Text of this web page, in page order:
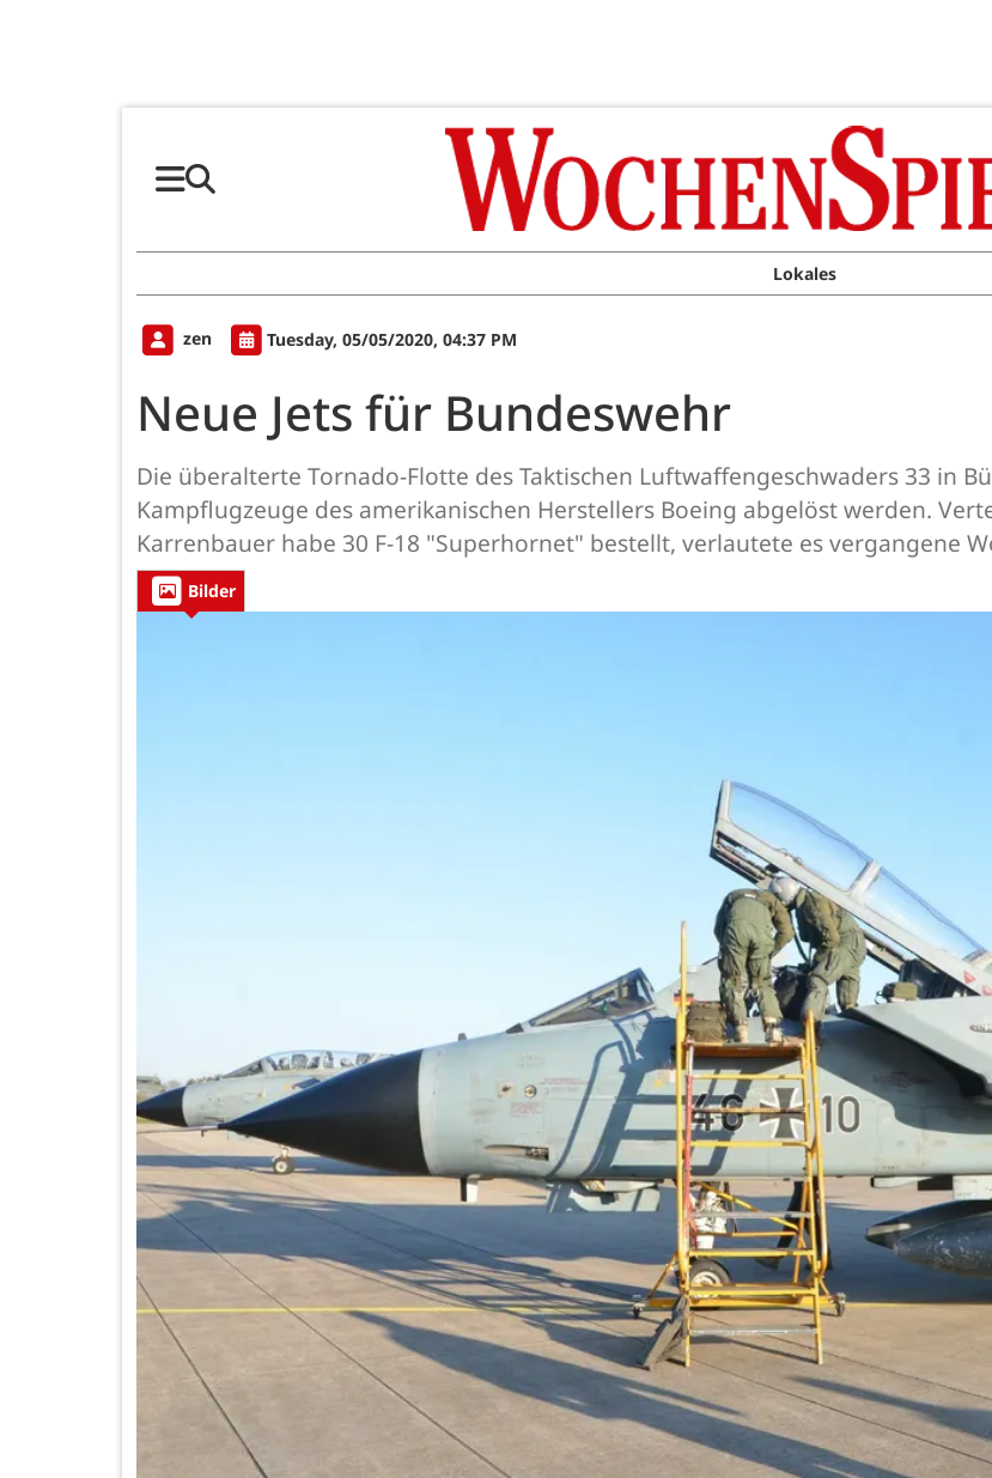
Lokales
zen Tuesday, 05/05/2020, 04:37 PM
Neue Jets für Bundeswehr
Die überalterte Tornado-Flotte des Taktischen Luftwaffengeschwaders 33 in
Kampflugzeuge des amerikanischen Herstellers Boeing abgelöst werden.
Karrenbauer habe 30 F-18 "Superhornet" bestellt, verlautete es vergangene
Bilder